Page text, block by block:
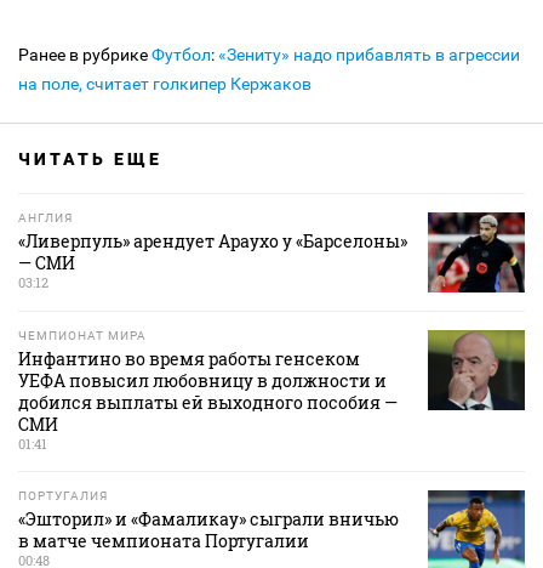
Ранее в рубрикеФутбол:«Зениту» надо прибавлять в агрессии
на поле, считает голкипер Кержаков
ЧИТАТЬ ЕЩЕ
АНГЛИЯ
«Ливерпуль» арендует Араухо у «Барселоны»
— СМИ
03:12
ЧЕМПИОНАТ МИРА
Инфантино во время работы генсеком
УЕФА повысил любовницу в должности и
добился выплаты ей выходного пособия —
СМИ
01:41
ПОРТУГАЛИЯ
«Эшторил» и «Фамаликау» сыграли вничью
в матче чемпионата Португалии
00:48